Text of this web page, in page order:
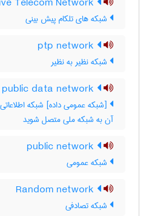
شبکه های تلکام پیش بینی
شبکه نظیر به نظیر
[شبکه عمومی داده] شبکه
آن به شبکه ملی متصل شوید
شبکه عمومی
شبکه تصادفی